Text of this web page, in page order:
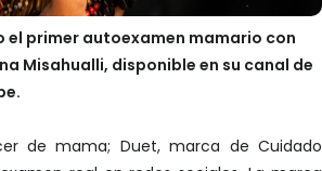
el primer autoexamen mamario con
Misahualli, disponible en su canal de
de mama; Duet, marca de Cuidado